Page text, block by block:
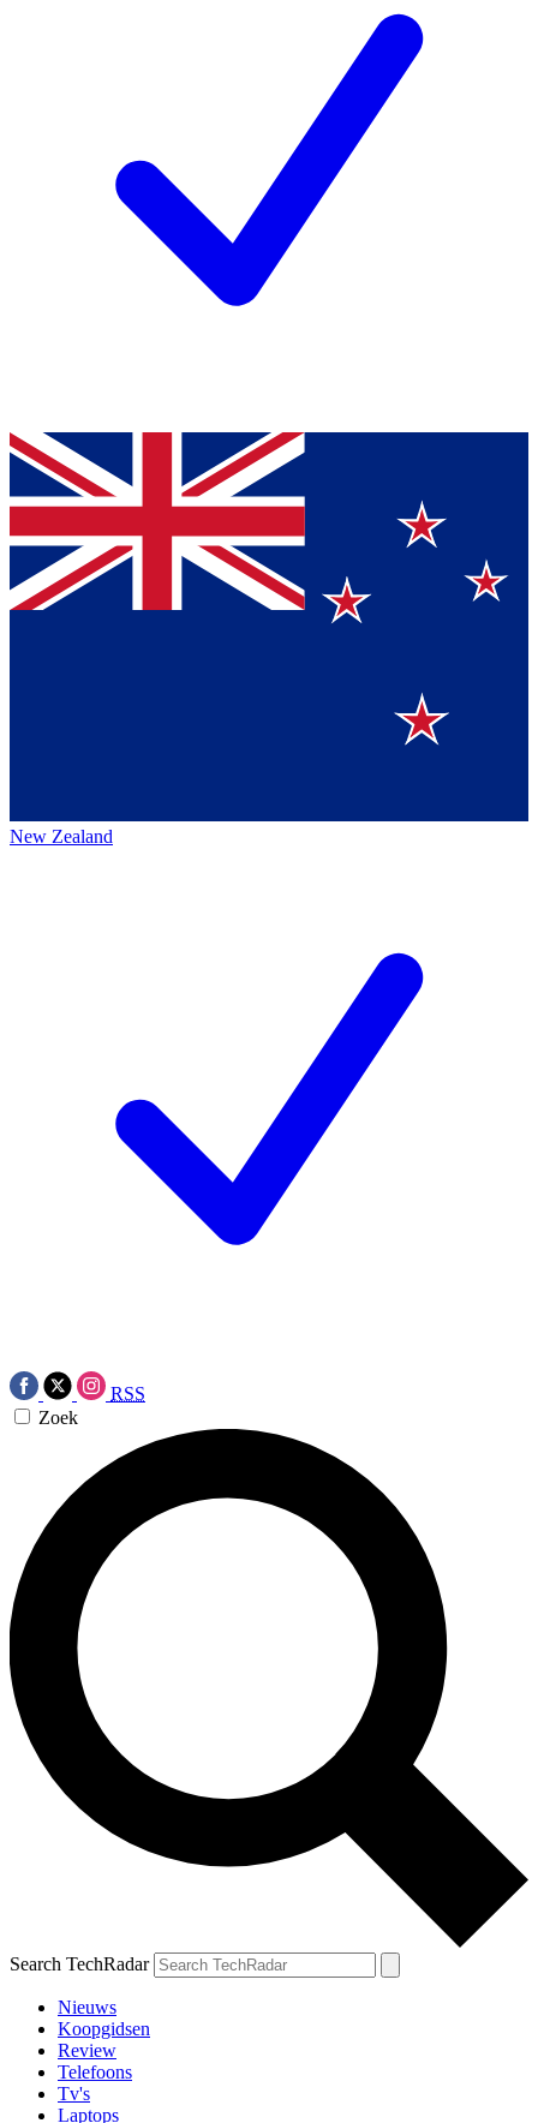
New Zealand
RSS
Zoek
Search TechRadar
Nieuws
Koopgidsen
Review
Telefoons
Tv's
Laptops